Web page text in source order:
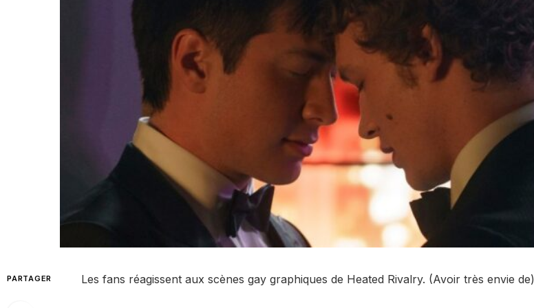
PARTAGER Les fans réagissent aux scènes gay graphiques de Heated Rivalry. (Avoir très envie de)